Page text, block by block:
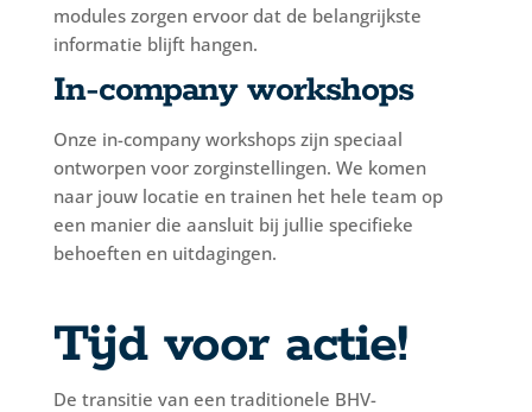
modules zorgen ervoor dat de belangrijkste
informatie blijft hangen.
In-company workshops
Onze in-company workshops zijn speciaal
ontworpen voor zorginstellingen. We komen
naar jouw locatie en trainen het hele team op
een manier die aansluit bij jullie specifieke
behoeften en uitdagingen.
Tijd voor actie!
De transitie van een traditionele BHV-